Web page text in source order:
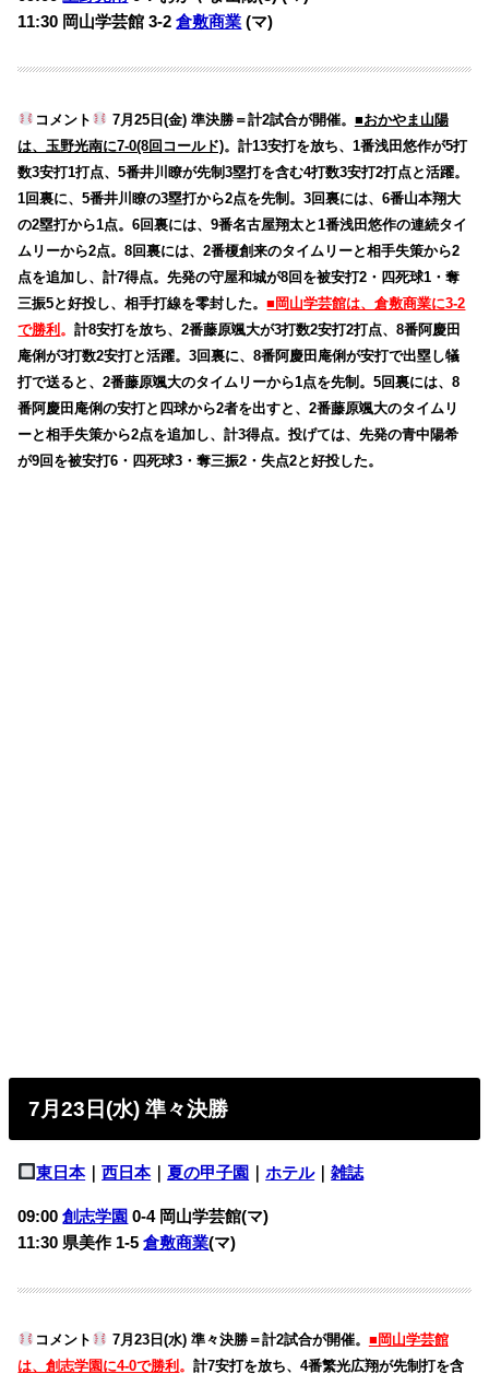
11:30 岡山学芸館 3-2 倉敷商業 (マ)
コメント 7月25日(金) 準決勝＝計2試合が開催。 ■おかやま山陽
は、玉野光南に7-0(8回コールド)。計13安打を放ち、1番浅田悠作が5打
数3安打1打点、5番井川瞭が先制3塁打を含む4打数3安打2打点と活躍。
1回裏に、5番井川瞭の3塁打から2点を先制。3回裏には、6番山本翔大
の2塁打から1点。6回裏には、9番名古屋翔太と1番浅田悠作の連続タイ
ムリーから2点。8回裏には、2番榎創来のタイムリーと相手失策から2
点を追加し、計7得点。先発の守屋和城が8回を被安打2・四死球1・奪
三振5と好投し、相手打線を零封した。■岡山学芸館は、倉敷商業に3-2
で勝利。計8安打を放ち、2番藤原颯大が3打数2安打2打点、8番阿慶田
庵俐が3打数2安打と活躍。3回裏に、8番阿慶田庵俐が安打で出塁し犠
打で送ると、2番藤原颯大のタイムリーから1点を先制。5回裏には、8
番阿慶田庵俐の安打と四球から2者を出すと、2番藤原颯大のタイムリ
ーと相手失策から2点を追加し、計3得点。投げては、先発の青中陽希
が9回を被安打6・四死球3・奪三振2・失点2と好投した。
7月23日(水) 準々決勝
東日本｜西日本｜夏の甲子園 ｜ホテル｜雑誌
09:00創志学園 0-4 岡山学芸館(マ)
11:30 県美作 1-5倉敷商業(マ)
コメント 7月23日(水) 準々決勝＝計2試合が開催。 ■岡山学芸館
は、創志学園に4-0で勝利 。計7安打を放ち、4番繁光広翔が先制打を含